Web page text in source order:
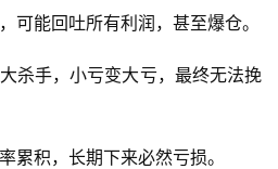
可能回吐所有利润，甚至爆仓。
杀手，小亏变大亏，最终无法挽
累积，长期下来必然亏损。